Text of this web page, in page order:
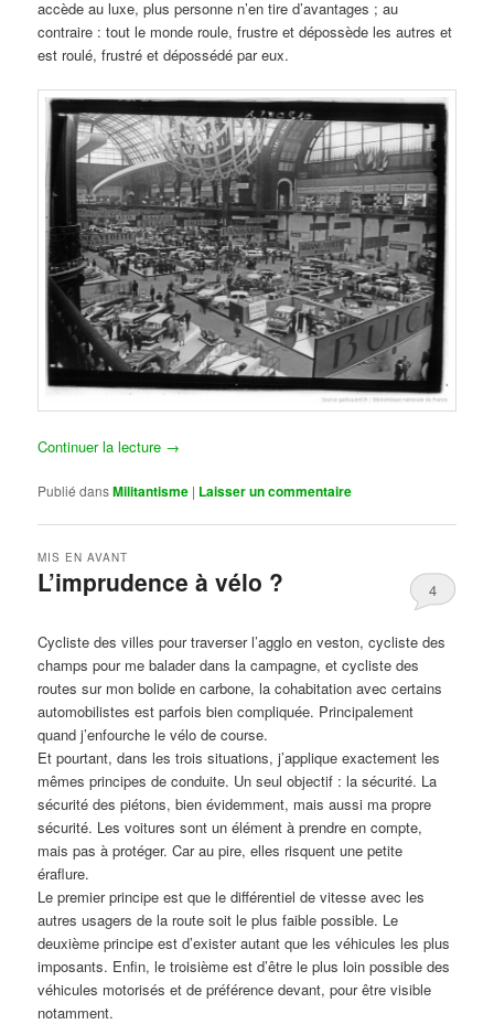
accède au luxe, plus personne n’en tire d’avantages ; au
contraire : tout le monde roule, frustre et dépossède les autres et
est roulé, frustré et dépossédé par eux.
Continuer la lecture →
Publié dansMilitantisme | Laisser un commentaire
L’imprudence à vélo ?
MIS EN AVANT
4
Cycliste des villes pour traverser l’agglo en veston, cycliste des
champs pour me balader dans la campagne, et cycliste des
routes sur mon bolide en carbone, la cohabitation avec certains
automobilistes est parfois bien compliquée. Principalement
quand j’enfourche le vélo de course.
Et pourtant, dans les trois situations, j’applique exactement les
mêmes principes de conduite. Un seul objectif : la sécurité. La
sécurité des piétons, bien évidemment, mais aussi ma propre
sécurité. Les voitures sont un élément à prendre en compte,
mais pas à protéger. Car au pire, elles risquent une petite
éraflure.
Le premier principe est que le différentiel de vitesse avec les
autres usagers de la route soit le plus faible possible. Le
deuxième principe est d’exister autant que les véhicules les plus
imposants. Enfin, le troisième est d’être le plus loin possible des
véhicules motorisés et de préférence devant, pour être visible
notamment.